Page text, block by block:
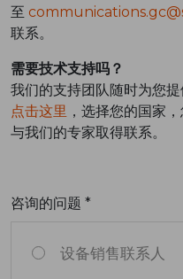
至
联系。
需要技术支持吗？
我们的支持团队随时为您
点击这里 ，选择您的国家
与我们的专家取得联系。
咨询的问题 *
设备销售联系人